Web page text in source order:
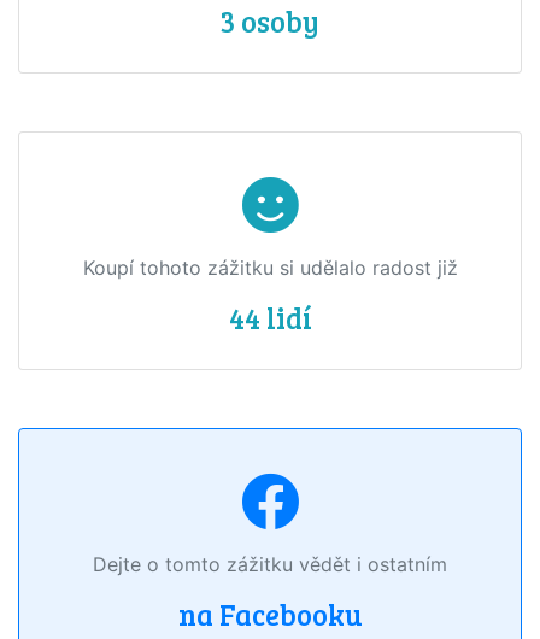
3 osoby
Koupí tohoto zážitku si udělalo radost již
44 lidí
Dejte o tomto zážitku vědět i ostatním
na Facebooku